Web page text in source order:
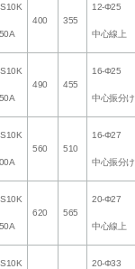
400 355
12-Φ25
中心線上
490 455
16-Φ25
中心振分け
560 510
16-Φ27
中心振分け
620 565
20-Φ27
中心線上
20-Φ33